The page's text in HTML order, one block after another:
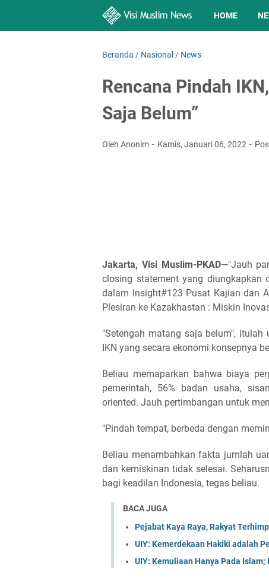
HOME
Beranda / Nasional / News
Rencana Pindah
Saja Belum”
Oleh Anonim Kamis, Januari 06, 2022
Jakarta, Visi Muslim-PKAD—"Jauh
closing statement yang diungkapkan
dalam Insight#123 Pusat Kajian dan
Plesiran ke Kazakhastan : Miskin
"Setengah matang saja belum",
IKN yang secara ekonomi konsepnya
Beliau memaparkan bahwa biaya
pemerintah, 56% badan usaha,
oriented. Jauh pertimbangan untuk
"Pindah tempat, berbeda dengan
Beliau menambahkan fakta jumlah
dan kemiskinan tidak selesai.
bagi keadilan Indonesia, tegas beliau.
BACA JUGA
Pejabat Kaya Raya, Rakyat
UIY: Kemerdekaan Hakiki adalah
UIY: Kemuliaan Hanya Pada